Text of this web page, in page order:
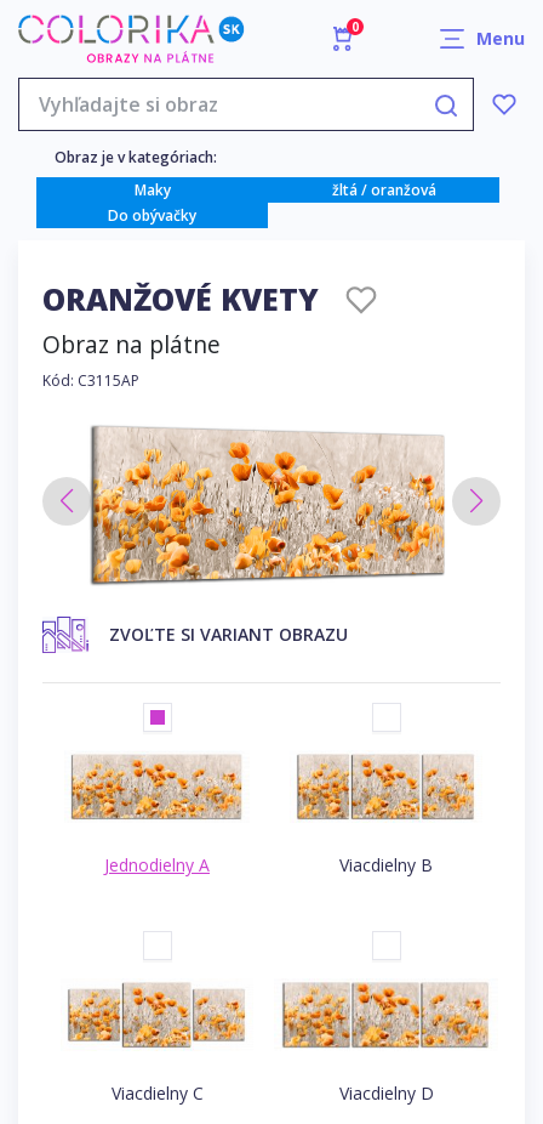
0 Menu
Obraz je v kategóriach:
Maky
žltá / oranžová
Do obývačky
ORANŽOVÉ KVETY
Obraz na plátne
Kód: C3115AP
ZVOĽTE SI VARIANT OBRAZU
Jednodielny A Viacdielny B
Viacdielny C Viacdielny D